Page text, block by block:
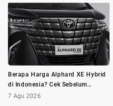
Berapa Harga Alphard XE Hybrid
di Indonesia? Cek Sebelum
Membeli
7 Agu 2026